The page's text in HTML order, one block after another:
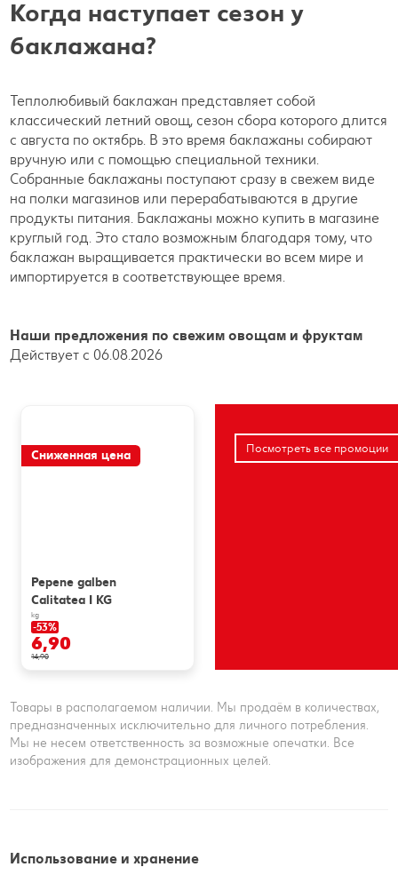
Когда наступает сезон у
баклажана?
Теплолюбивый баклажан представляет собой
классический летний овощ, сезон сбора которого длится
с августа по октябрь. В это время баклажаны собирают
вручную или с помощью специальной техники.
Собранные баклажаны поступают сразу в свежем виде
на полки магазинов или перерабатываются в другие
продукты питания. Баклажаны можно купить в магазине
круглый год. Это стало возможным благодаря тому, что
баклажан выращивается практически во всем мире и
импортируется в соответствующее время.
Наши предложения по свежим овощам и фруктам
Действует с 06.08.2026
Сниженная цена
Pepene galben
Calitatea I KG
kg
-53%
6,90
14,90
Посмотреть все промоции
Товары в располагаемом наличии. Мы продаём в количествах,
предназначенных исключительно для личного потребления.
Мы не несем ответственность за возможные опечатки. Все
изображения для демонстрационных целей.
Использование и хранение